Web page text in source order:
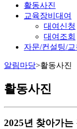
활동사진
교육장비대여
대여신청
대여조회
자문/컨설팅/교
알림마당>활동사진
활동사진
2025년 찾아가